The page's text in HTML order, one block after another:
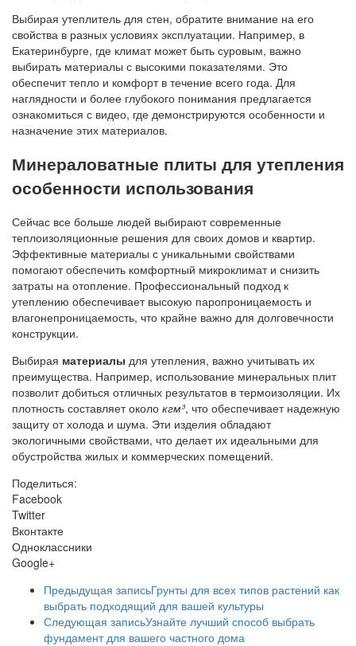
Выбирая утеплитель для стен, обратите внимание на его
свойства в разных условиях эксплуатации. Например, в
Екатеринбурге, где климат может быть суровым, важно
выбирать материалы с высокими показателями. Это
обеспечит тепло и комфорт в течение всего года. Для
наглядности и более глубокого понимания предлагается
ознакомиться с видео, где демонстрируются особенности и
назначение этих материалов.
Минераловатные плиты для утепления
особенности использования
Сейчас все больше людей выбирают современные
теплоизоляционные решения для своих домов и квартир.
Эффективные материалы с уникальными свойствами
помогают обеспечить комфортный микроклимат и снизить
затраты на отопление. Профессиональный подход к
утеплению обеспечивает высокую паропроницаемость и
влагонепроницаемость, что крайне важно для долговечности
конструкции.
Выбирая материалы для утепления, важно учитывать их
преимущества. Например, использование минеральных плит
позволит добиться отличных результатов в термоизоляции. Их
плотность составляет около кгм³, что обеспечивает надежную
защиту от холода и шума. Эти изделия обладают
экологичными свойствами, что делает их идеальными для
обустройства жилых и коммерческих помещений.
Поделиться:
Facebook
Twitter
Вконтакте
Одноклассники
Google+
Предыдущая записьГрунты для всех типов растений как
выбрать подходящий для вашей культуры
Следующая записьУзнайте лучший способ выбрать
фундамент для вашего частного дома